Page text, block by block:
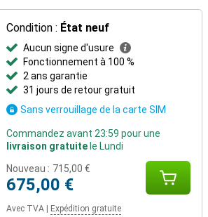
contre la poussière et l'eau, ce qui vous
souci dans différentes conditions.
Condition : État neuf
Aucun signe d'usure
Fonctionnement à 100 %
2 ans garantie
31 jours de retour gratuit
Sans verrouillage de la carte SIM
Commandez avant 23:59 pour une
livraison gratuite le Lundi
Nouveau : 715,00 €
675,00 €
Avec TVA Expédition gratuite